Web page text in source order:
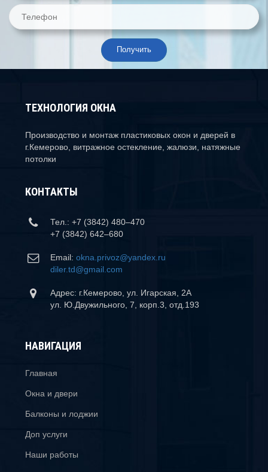
ТЕХНОЛОГИЯ ОКНА
Производство и монтаж пластиковых окон и дверей в
г.Кемерово, витражное остекление, жалюзи, натяжные
потолки
КОНТАКТЫ
Тел.: +7 (3842) 480–470
+7 (3842) 642–680
Email:okna.privoz@yandex.ru
diler.td@gmail.com
Адрес: г.Кемерово, ул. Игарская, 2А
ул. Ю.Двужильного, 7, корп.3, отд.193
НАВИГАЦИЯ
Главная
Окна и двери
Балконы и лоджии
Доп услуги
Наши работы